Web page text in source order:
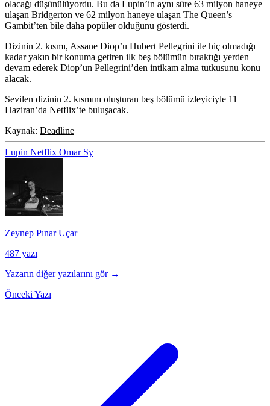
olacağı düşünülüyordu. Bu da Lupin’in aynı süre 63 milyon haneye
ulaşan Bridgerton ve 62 milyon haneye ulaşan The Queen’s
Gambit’ten bile daha popüler olduğunu gösterdi.
Dizinin 2. kısmı, Assane Diop’u Hubert Pellegrini ile hiç olmadığı
kadar yakın bir konuma getiren ilk beş bölümün bıraktığı yerden
devam ederek Diop’un Pellegrini’den intikam alma tutkusunu konu
alacak.
Sevilen dizinin 2. kısmını oluşturan beş bölümü izleyiciyle 11
Haziran’da Netflix’te buluşacak.
Kaynak: Deadline
Lupin Netflix Omar Sy
Zeynep Pınar Uçar
487 yazı
Yazarın diğer yazılarını gör →
Önceki Yazı